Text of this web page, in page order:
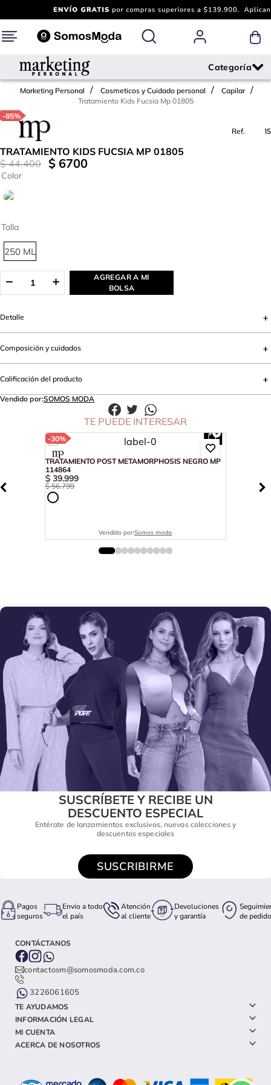
Marketing Personal Cosmeticos y Cuidado personal
Capilar
Tratamiento Kids Fucsia Mp 01805
-85%
Ref.
730015
TRATAMIENTO KIDS FUCSIA MP 01805
$ 44.400 $ 6700
Talla
250 ML
Color
AGREGAR A MI
BOLSA
Detalle
Composición y cuidados
Calificación del producto
Vendido por:SOMOS MODA
TE PUEDE INTERESAR
-30%
TRATAMIENTO POST METAMORPHOSIS NEGRO MP
114864
$ 39.999
$ 56.799
Vendido por:Somos moda
SUSCRÍBETE Y RECIBE UN
DESCUENTO ESPECIAL
Entérate de lanzamientos exclusivos, nuevas colecciones y
descuentos especiales
SUSCRIBIRME
Pagos
seguros
Envio a todo
el país
Atención
al cliente
Devoluciones
y garantía
de pedido
CONTÁCTANOS
contactosm@somosmoda.com.co
3226061605
TE AYUDAMOS
INFORMACIÓN LEGAL
MI CUENTA
ACERCA DE NOSOTROS